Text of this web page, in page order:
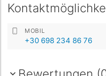
MOBIL
+30 698 234 86 76